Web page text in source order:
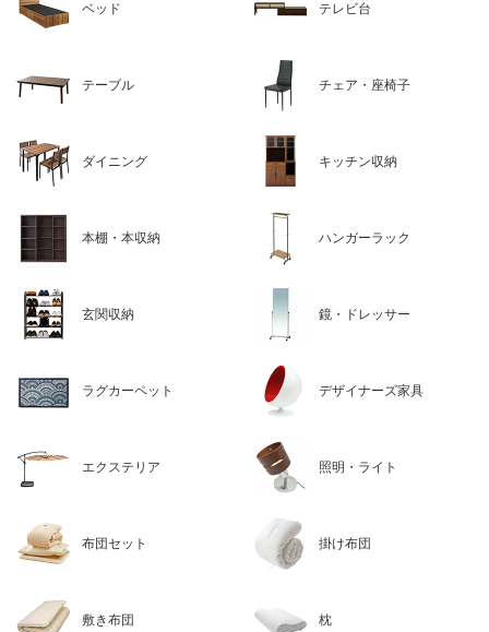
ベッド テレビ台
テーブル チェア・座椅子
ダイニング キッチン収納
本棚・本収納 ハンガーラック
玄関収納 鏡・ドレッサー
ラグカーペット デザイナーズ家具
エクステリア 照明・ライト
布団セット 掛け布団
敷き布団 枕